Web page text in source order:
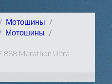
Мотошины
Мотошины
Marathon Ultra